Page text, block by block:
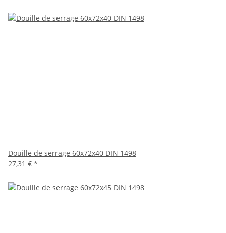
Douille de serrage 60x72x40 DIN 1498
27,31 € *